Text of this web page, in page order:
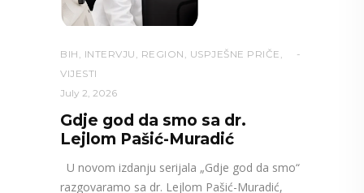
BIH INTERVJU REGION USPJEŠNE PRIČE
VIJESTI
July 2, 2026
Gdje god da smo sa dr.
Lejlom Pašić-Muradić
U novom izdanju serijala „Gdje god da smo“
razgovaramo sa dr. Lejlom Pašić-Muradić,